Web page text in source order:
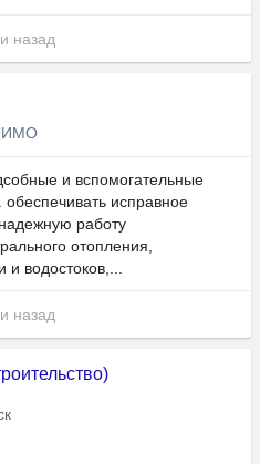
назад
и вспомогательные
исправное
работу
отопления,
и водостоков,...
назад